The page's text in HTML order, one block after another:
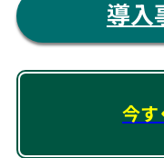
導入
今す